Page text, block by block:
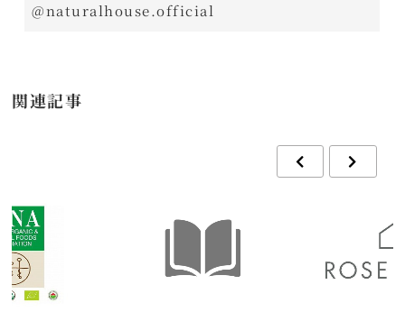
@naturalhouse.official
関連記事